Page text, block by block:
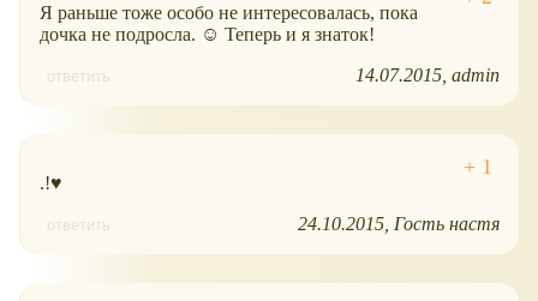
Я раньше тоже особо не интересовалась, пока
дочка не подросла. ☺ Теперь и я знаток!
ответить 14.07.2015 admin
.!♥
ответить 24.10.2015 Гость настя